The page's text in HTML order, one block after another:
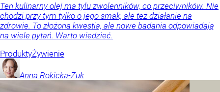
Ten kulinarny olej ma tylu zwolenników, co przeciwników. Nie
chodzi przy tym tylko o jego smak, ale też działanie na
zdrowie. To złożona kwestia, ale nowe badania odpowiadają
na wiele pytań. Warto wiedzieć.
ProduktyŻywienie
Anna Rokicka-Żuk